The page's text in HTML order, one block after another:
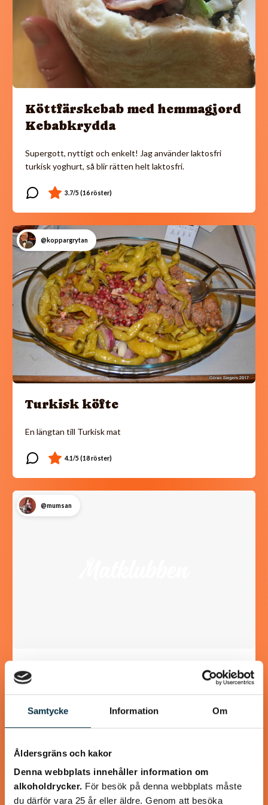
Samtycke Information Om
Åldersgräns och kakor
Denna webbplats innehåller information om
alkoholdrycker. För besök på denna webbplats måste
du därför vara 25 år eller äldre. Genom att besöka
Köttfärskebab med hemmagjord
Kebabkrydda
Supergott, nyttigt och enkelt! Jag använder laktosfri
turkisk yoghurt, så blir rätten helt laktosfri.
@koppargrytan
Turkisk köfte
En längtan till Turkisk mat
@mumsan
Paleo: Kycklinggryta med
mango och mandelsmör
Smarrigt! Jag bytte ut persiljan mot koriander och
serverade med råstekt sötpotatistärningar.
@mumsan